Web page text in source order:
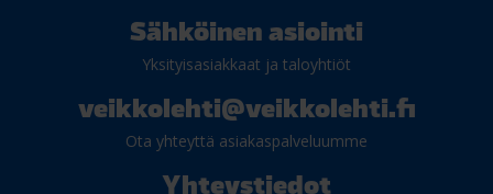
Sähköinen asiointi
Yksityisasiakkaat ja taloyhtiöt
veikkolehti@veikkolehti.fi
Ota yhteyttä asiakaspalveluumme
Yhteystiedot